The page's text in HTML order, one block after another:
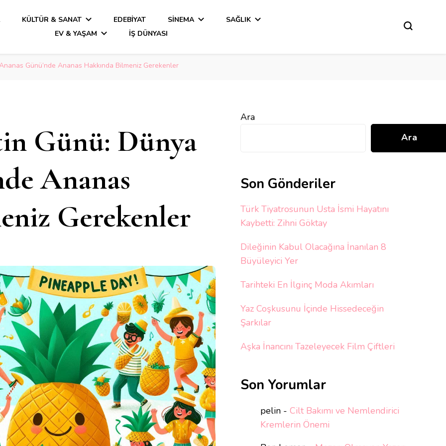
KÜLTÜR & SANAT EDEBIYAT SINEMA
SAĞLIK
EV & YAŞAM
İŞ DÜNYASI
Günü’nde Ananas Hakkında Bilmeniz Gerekenler
Günü: Dünya
Ananas
Gerekenler
Ara
Ara
Son Gönderiler
Türk Tiyatrosunun Usta İsmi Hayatını
Kaybetti: Zihni Göktay
Dileğinin Kabul Olacağına İnanılan 8
Büyüleyici Yer
Tarihteki En İlginç Moda Akımları
Yaz Coşkusunu İçinde Hissedeceğin
Şarkılar
Aşka İnancını Tazeleyecek Film Çiftleri
Son Yorumlar
pelin- Cilt Bakımı ve Nemlendirici
Kremlerin Önemi